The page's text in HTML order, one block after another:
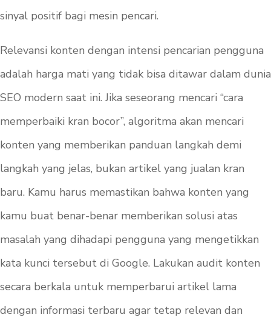
sinyal positif bagi mesin pencari.
Relevansi konten dengan intensi pencarian pengguna
adalah harga mati yang tidak bisa ditawar dalam dunia
SEO modern saat ini. Jika seseorang mencari “cara
memperbaiki kran bocor”, algoritma akan mencari
konten yang memberikan panduan langkah demi
langkah yang jelas, bukan artikel yang jualan kran
baru. Kamu harus memastikan bahwa konten yang
kamu buat benar-benar memberikan solusi atas
masalah yang dihadapi pengguna yang mengetikkan
kata kunci tersebut di Google. Lakukan audit konten
secara berkala untuk memperbarui artikel lama
dengan informasi terbaru agar tetap relevan dan